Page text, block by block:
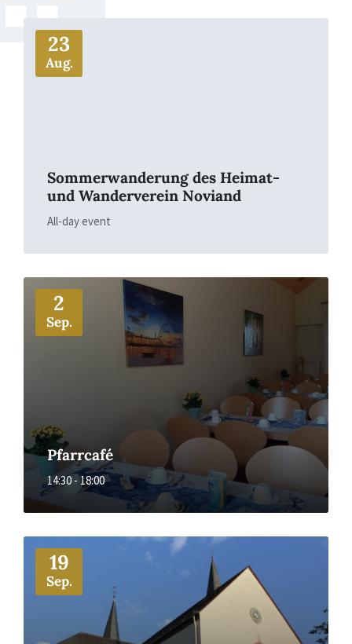
23
Aug.
Sommerwanderung des Heimat-
und Wanderverein Noviand
All-day event
More
2
Sep.
Pfarrcafé
14:30 - 18:00
More
19
Sep.
More